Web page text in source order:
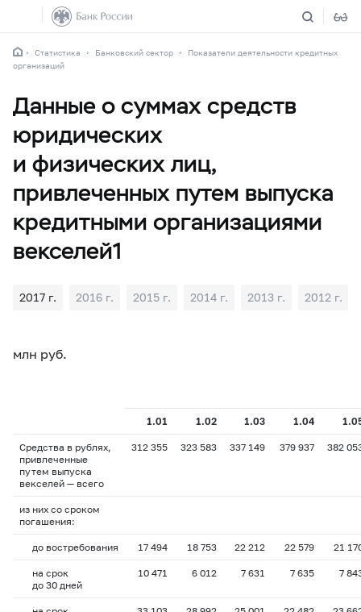
Статистика Банковский сектор
Показатели деятельности кредитных
организаций
Данные о суммах средств
юридических
и физических лиц,
привлеченных путем выпуска
кредитными организациями
векселей1
2017 г. 2016 г. 2015 г. 2014 г. 2013 г. 2012 г.
млн руб.
1.01 1.02 1.03 1.04
Средства в рублях,
привлеченные
путем выпуска
векселей — всего
312 355 323 583 337 149 379 937 382
из них со сроком
погашения:
до востребования 17 494 18 753 22 212 22 579 21
на срок
до 30 дней
10 471 6 012 7 631 7 635 7